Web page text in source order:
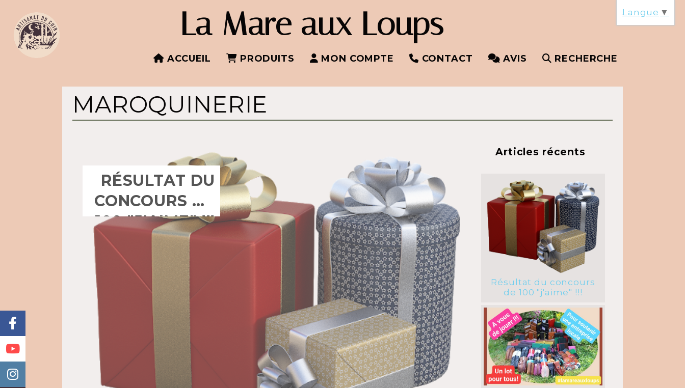
La Mare aux Loups
ACCUEIL PRODUITS MON COMPTE CONTACT AVIS RECHERCHE
MAROQUINERIE
RÉSULTAT DU
CONCOURS DE
100 "J'AIME" !!!
Articles récents
Résultat du concours
de 100 "j'aime" !!!
Langue ▼